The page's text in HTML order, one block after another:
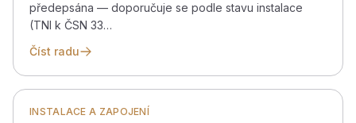
předepsána — doporučuje se podle stavu instalace
(TNI k ČSN 33…
Číst radu
INSTALACE A ZAPOJENÍ